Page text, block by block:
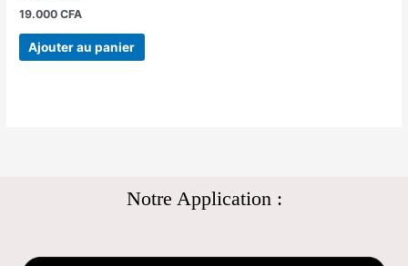
19.000CFA
Ajouter au panier
Notre Application :